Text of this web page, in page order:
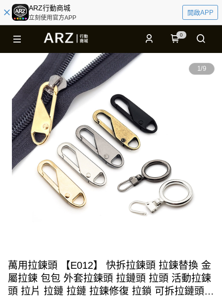
ARZ行動商城
立刻使用官方APP
開啟APP
0
1/9
萬用拉鍊頭 【E012】 快拆拉鍊頭 拉鍊替換 金
屬拉鍊 包包 外套拉鍊頭 拉鏈頭 拉頭 活動拉鍊
頭 拉片 拉鏈 拉鏈 拉鍊修復 拉鎖 可拆拉鏈頭